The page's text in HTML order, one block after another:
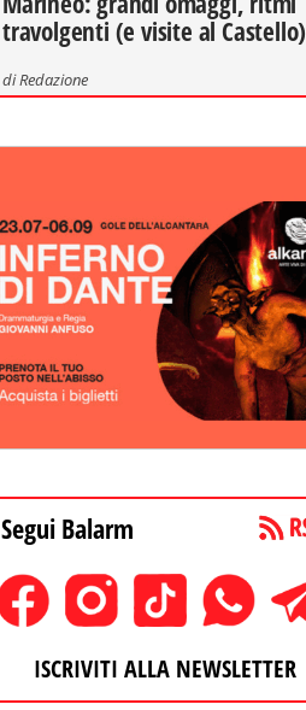
travolgenti (e visite al Castello)
diRedazione
Segui Balarm
ISCRIVITI ALLA NEWSLETTER